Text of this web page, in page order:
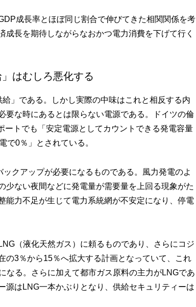
成長率とほぼ同じ割合で伸びてきた相関関係を考
成長を期待しながらなおかつ電力消費を下げて行く
はむしろ悪化する
」である。しかし実際の中味はこれと相反する内
要な時にあるとは限らない電源である。ドイツの倫
トでも「安定電源としてカウントできる発電容量
で0％」とされている。
クアップが必要になるものである。風力発電のよ
少ない夜間などに発電量が需要量を上回る現象がた
能力不足が生じて電力系統網が不安定になり、停電
（液化天然ガス）に頼るものであり、さらにコジ
の3％から15％へ拡大する計画となっていて、これ
なる。さらに加えて都市ガス原料の主力がLNGであ
源はLNG一本かぶりとなり、供給セキュリティーは